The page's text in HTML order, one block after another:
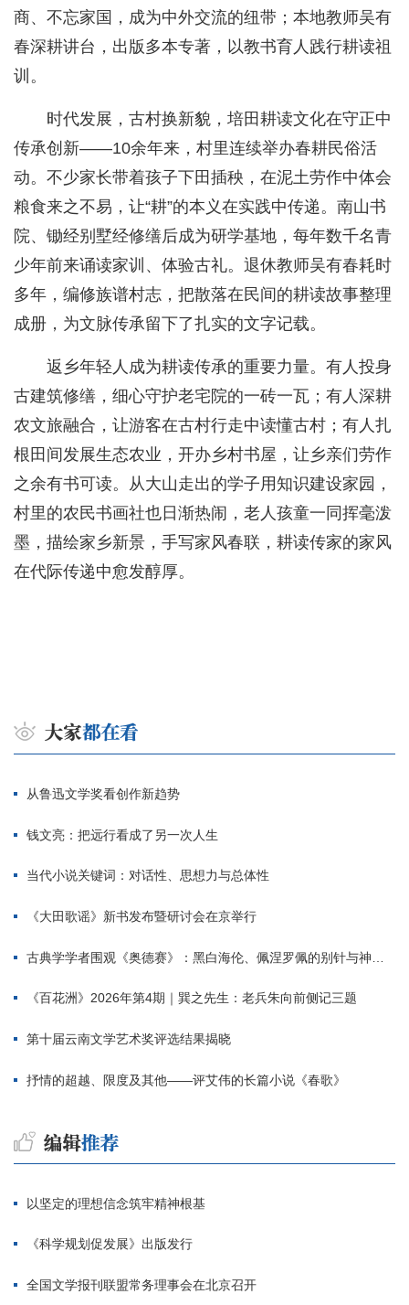
商、不忘家国，成为中外交流的纽带；本地教师吴有
春深耕讲台，出版多本专著，以教书育人践行耕读祖
训。
时代发展，古村换新貌，培田耕读文化在守正中
传承创新——10余年来，村里连续举办春耕民俗活
动。不少家长带着孩子下田插秧，在泥土劳作中体会
粮食来之不易，让“耕”的本义在实践中传递。南山书
院、锄经别墅经修缮后成为研学基地，每年数千名青
少年前来诵读家训、体验古礼。退休教师吴有春耗时
多年，编修族谱村志，把散落在民间的耕读故事整理
成册，为文脉传承留下了扎实的文字记载。
返乡年轻人成为耕读传承的重要力量。有人投身
古建筑修缮，细心守护老宅院的一砖一瓦；有人深耕
农文旅融合，让游客在古村行走中读懂古村；有人扎
根田间发展生态农业，开办乡村书屋，让乡亲们劳作
之余有书可读。从大山走出的学子用知识建设家园，
村里的农民书画社也日渐热闹，老人孩童一同挥毫泼
墨，描绘家乡新景，手写家风春联，耕读传家的家风
在代际传递中愈发醇厚。
从鲁迅文学奖看创作新趋势
钱文亮：把远行看成了另一次人生
当代小说关键词：对话性、思想力与总体性
《大田歌谣》新书发布暨研讨会在京举行
古典学学者围观《奥德赛》：黑白海伦、佩涅罗佩的别针与神秘入侵者
《百花洲》2026年第4期｜巽之先生：老兵朱向前侧记三题
第十届云南文学艺术奖评选结果揭晓
抒情的超越、限度及其他——评艾伟的长篇小说《春歌》
以坚定的理想信念筑牢精神根基
《科学规划促发展》出版发行
全国文学报刊联盟常务理事会在北京召开